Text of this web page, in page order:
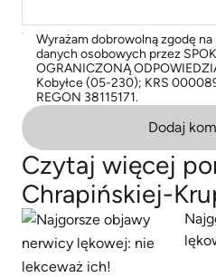
Wyrażam dobrowolną zgodę
danych osobowych przez
OGRANICZONĄ
Kobyłce (05-230); KRS
REGON 38115171.
Dodaj
Czytaj więcej
Chrapińskiej-